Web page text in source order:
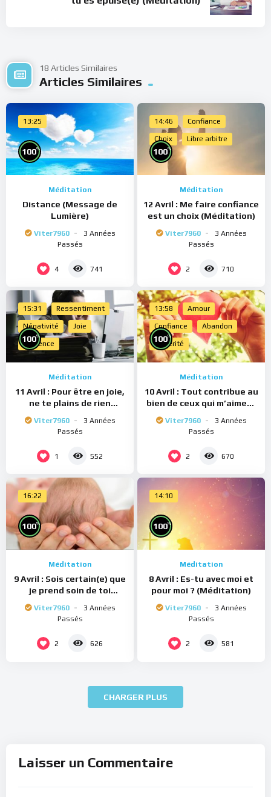
18 Articles Similaires
Articles Similaires
13:25
100%
Méditation
Distance (Message de
Lumière)
Viter7960
3 Années
Passés
4 741
14:46 Confiance
Choix Libre arbitre
100%
Méditation
12 Avril : Me faire confiance
est un choix (Méditation)
Viter7960
3 Années
Passés
2 710
15:31 Ressentiment
Négativité Joie
Présence
100%
Méditation
11 Avril : Pour être en joie,
ne te plains de rien
Viter7960
3 Années
Passés
1 552
13:58 Amour
Confiance Abandon
Sincérité
100%
Méditation
10 Avril : Tout contribue au
bien de ceux qui m’aiment
Viter7960
3 Années
Passés
2 670
16:22
100%
Méditation
9 Avril : Sois certain(e) que
je prend soin de toi
Viter7960
3 Années
Passés
2 626
14:10
100%
Méditation
8 Avril : Es-tu avec moi et
pour moi ? (Méditation)
Viter7960
3 Années
Passés
2 581
CHARGER PLUS
Laisser un Commentaire